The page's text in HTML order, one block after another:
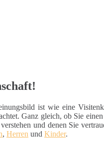
ist wie eine
Ganz gleich, ob Sie
und denen Sie
, Herren und Kinder.